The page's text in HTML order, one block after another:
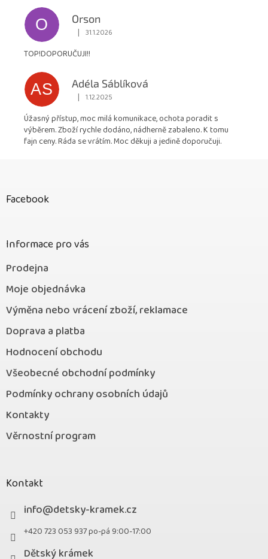
O
Orson
Hodnocení obchodu je 5 z 5 hvězdiček.
| 31.1.2026
TOP!DOPORUČUJI!!
AS
Adéla Sáblíková
Hodnocení obchodu je 5 z 5 hvězdiček.
| 1.12.2025
Úžasný přístup, moc milá komunikace, ochota poradit s
výběrem. Zboží rychle dodáno, nádherně zabaleno. K tomu
fajn ceny. Ráda se vrátím. Moc děkuji a jedině doporučuji.
Facebook
Informace pro vás
Prodejna
Moje objednávka
Výměna nebo vrácení zboží, reklamace
Doprava a platba
Hodnocení obchodu
Všeobecné obchodní podmínky
Podmínky ochrany osobních údajů
Kontakty
Věrnostní program
Kontakt
info@detsky-kramek.cz
+420 723 053 937 po-pá 9:00-17:00
Dětský krámek